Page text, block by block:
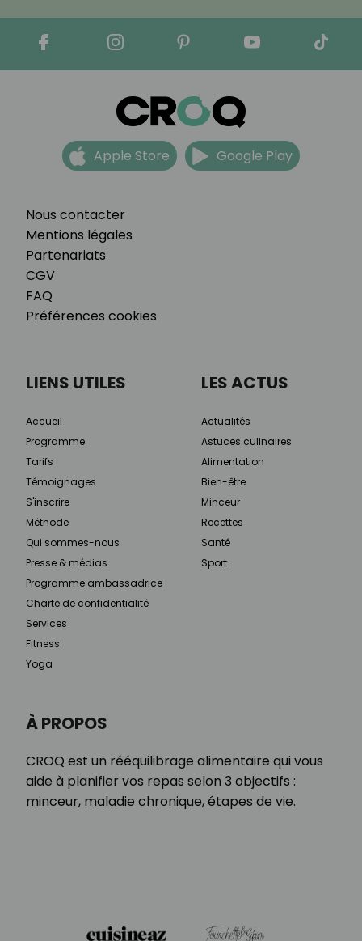
Nous contacter
Mentions légales
Partenariats
CGV
FAQ
Préférences cookies
Apple Store Google Play
À PROPOS
CROQ est un rééquilibrage alimentaire qui vous
aide à planifier vos repas selon 3 objectifs :
minceur, maladie chronique, étapes de vie.
LIENS UTILES
Accueil
Programme
Tarifs
Témoignages
S'inscrire
Méthode
Qui sommes-nous
Presse & médias
Programme ambassadrice
Charte de confidentialité
Services
Fitness
Yoga
LES ACTUS
Actualités
Astuces culinaires
Alimentation
Bien-être
Minceur
Recettes
Santé
Sport